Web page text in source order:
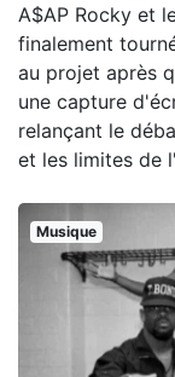
A$AP Rocky et
finalement
au projet après
une capture
relançant le
et les limites de
Musique